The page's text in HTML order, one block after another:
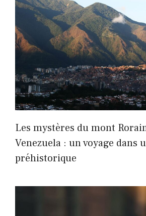
Les mystères du mont
Venezuela : un voyage dans
préhistorique